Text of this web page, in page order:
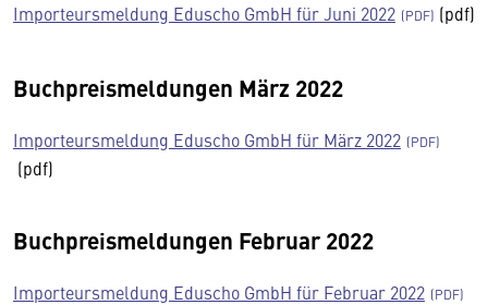
Importeursmeldung Eduscho GmbH für Juni 2022 (pdf)
Buchpreismeldungen März 2022
Importeursmeldung Eduscho GmbH für März 2022
(pdf)
Buchpreismeldungen Februar 2022
Importeursmeldung Eduscho GmbH für Februar 2022